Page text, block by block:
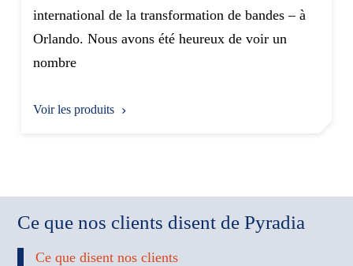
international de la transformation de bandes – à
Orlando. Nous avons été heureux de voir un
nombre
Voir les produits
Ce que nos clients disent de Pyradia
Ce que disent nos clients